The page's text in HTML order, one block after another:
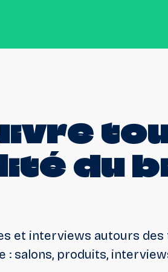
du
et interviews autours des
: salons, produits,